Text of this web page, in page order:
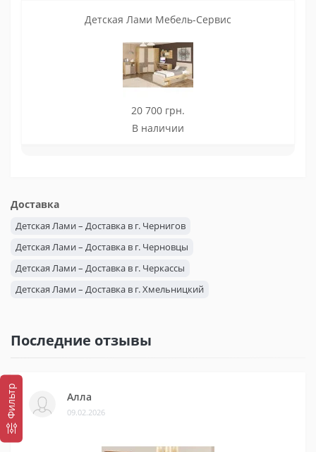
Фильтр
Детская Лами Мебель-Сервис
20 700 грн.
В наличии
Доставка
Детская Лами – Доставка в г. Чернигов
Детская Лами – Доставка в г. Черновцы
Детская Лами – Доставка в г. Черкассы
Детская Лами – Доставка в г. Хмельницкий
Детская Лами – Доставка в г. Ужгород
Детская Лами – Доставка в г. Тернополь
Детская Лами – Доставка в г. Сумы
Детская Лами – Доставка в г. Ровно
Детская Лами – Доставка в г. Полтава
Последние отзывы
Алла
09.02.2026